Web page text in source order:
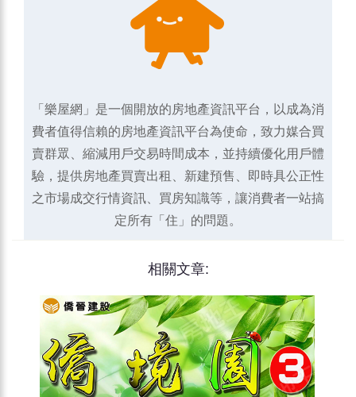
「樂屋網」是一個開放的房地產資訊平台，以成為消
費者值得信賴的房地產資訊平台為使命，致力媒合買
賣群眾、縮減用戶交易時間成本，並持續優化用戶體
驗，提供房地產買賣出租、新建預售、即時具公正性
之市場成交行情資訊、買房知識等，讓消費者一站搞
定所有「住」的問題。
相關文章: